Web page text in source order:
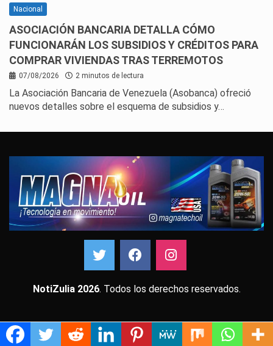
Nacional
ASOCIACIÓN BANCARIA DETALLA CÓMO
FUNCIONARÁN LOS SUBSIDIOS Y CRÉDITOS PARA
COMPRAR VIVIENDAS TRAS TERREMOTOS
07/08/2026 2 minutos de lectura
La Asociación Bancaria de Venezuela (Asobanca) ofreció
nuevos detalles sobre el esquema de subsidios y…
NotiZulia 2026. Todos los derechos reservados.